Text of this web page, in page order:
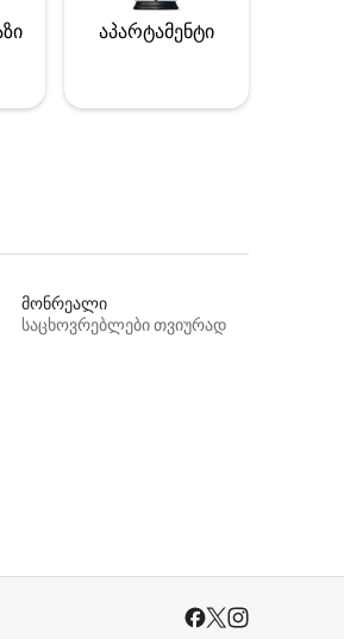
აპარტამენტი
მონრეალი
საცხოვრებლები თვიურად